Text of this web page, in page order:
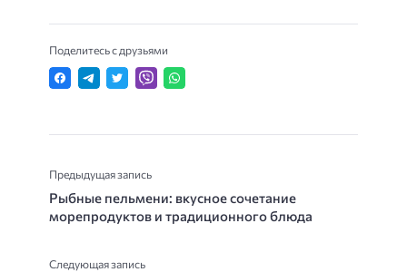
Поделитесь с друзьями
Предыдущая запись
Рыбные пельмени: вкусное сочетание
морепродуктов и традиционного блюда
Следующая запись